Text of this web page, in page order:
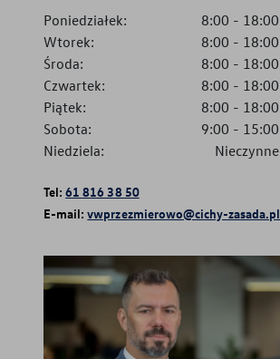
Poniedziałek: 8:00 - 18:00
Wtorek:
8:00 - 18:00
Środa:
8:00 - 18:00
Czwartek:
8:00 - 18:00
Piątek:
8:00 - 18:00
Sobota:
9:00 - 15:00
Niedziela:
Nieczynne
Tel:61 816 38 50
E-mail:vwprzezmierowo@cichy-zasada.pl